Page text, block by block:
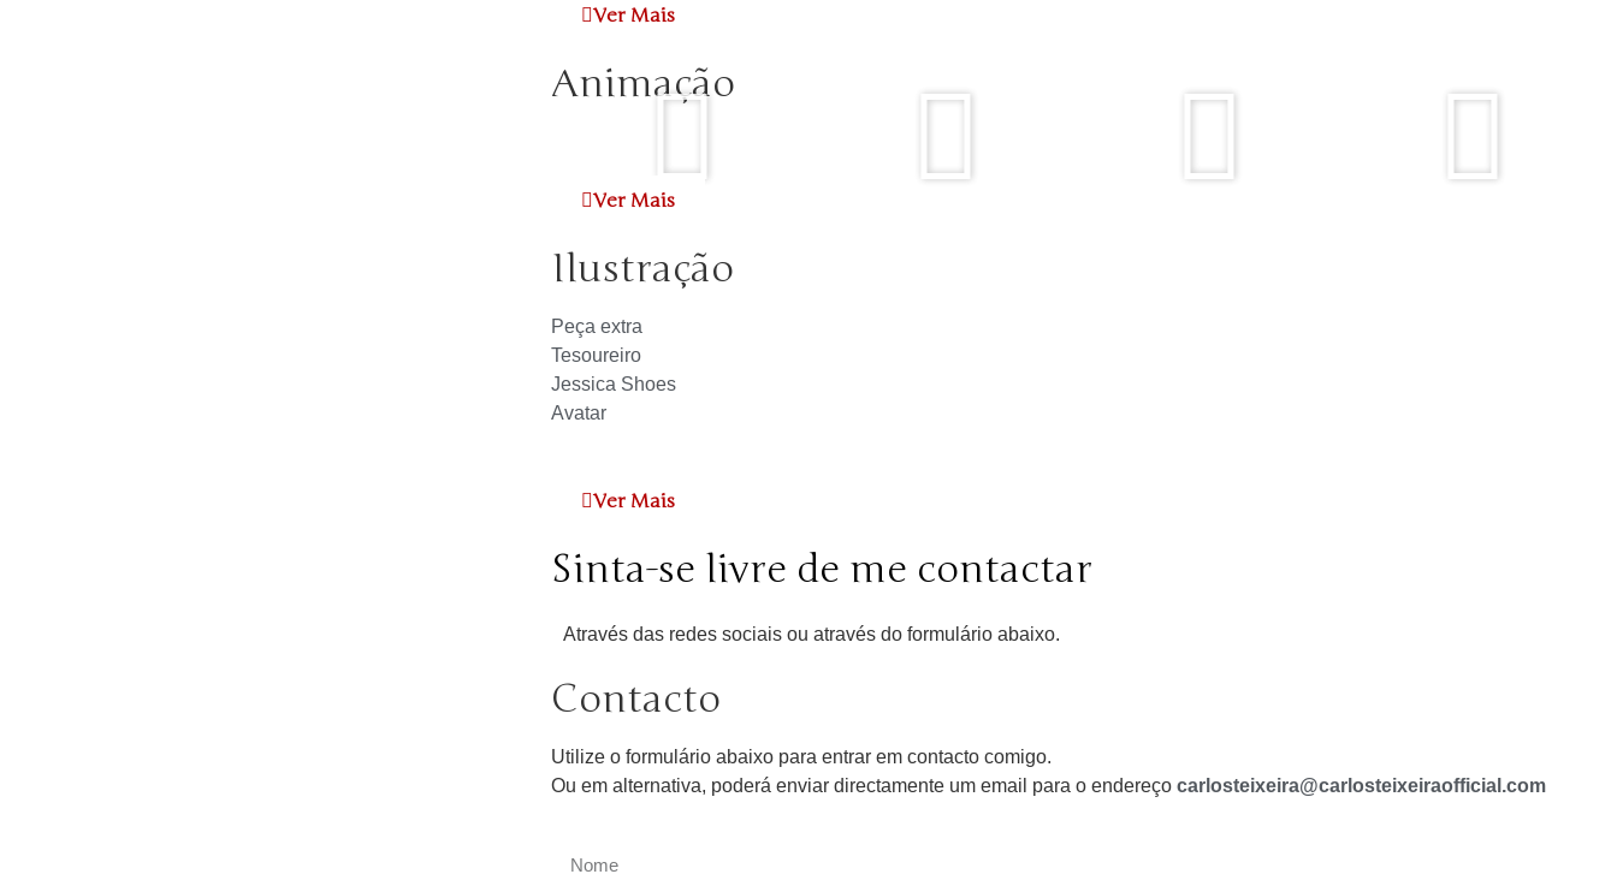
Ver Mais
Animação
Ver Mais
Ilustração
Peça extra
Tesoureiro
Jessica Shoes
Avatar
Ver Mais
Sinta-se livre de me contactar
Através das redes sociais ou através do formulário abaixo.
Contacto
Utilize o formulário abaixo para entrar em contacto comigo.
Ou em alternativa, poderá enviar directamente um email para o endereço carlosteixeira@carlosteixeiraofficial.com